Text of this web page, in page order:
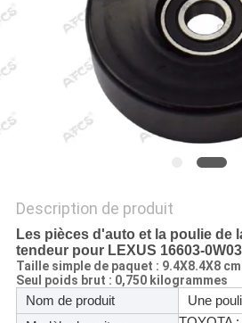
DU
CONFIDENTIALITÉ
Description de produit
Les pièces d'auto et la poulie de
tendeur pour LEXUS 16603-
Taille simple de paquet : 9.4X8.4X8 cm
Seul poids brut : 0,750 kilogrammes
Nom de produit
Une